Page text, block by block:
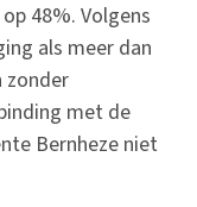
48%. Volgens
als meer dan
zonder
met de
Bernheze niet